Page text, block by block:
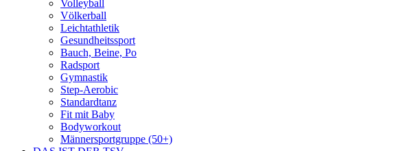
Volleyball
Völkerball
Leichtathletik
Gesundheitssport
Bauch, Beine, Po
Radsport
Gymnastik
Step-Aerobic
Standardtanz
Fit mit Baby
Bodyworkout
Männersportgruppe (50+)